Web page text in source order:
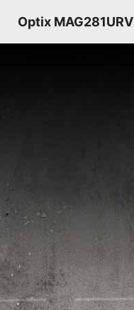
Optix MAG281URV